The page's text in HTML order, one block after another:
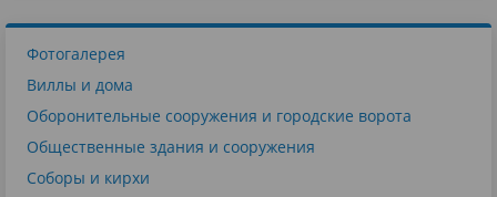
Фотогалерея
Виллы и дома
Оборонительные сооружения и городские ворота
Общественные здания и сооружения
Соборы и кирхи